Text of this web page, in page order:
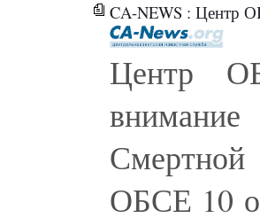
CA-NEWS : Центр ОБСЕ в
Центр
Смертной
ОБСЕ 10